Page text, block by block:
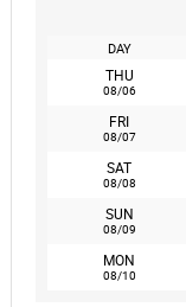
DAY
THU
08/06
FRI
08/07
SAT
08/08
SUN
08/09
MON
08/10